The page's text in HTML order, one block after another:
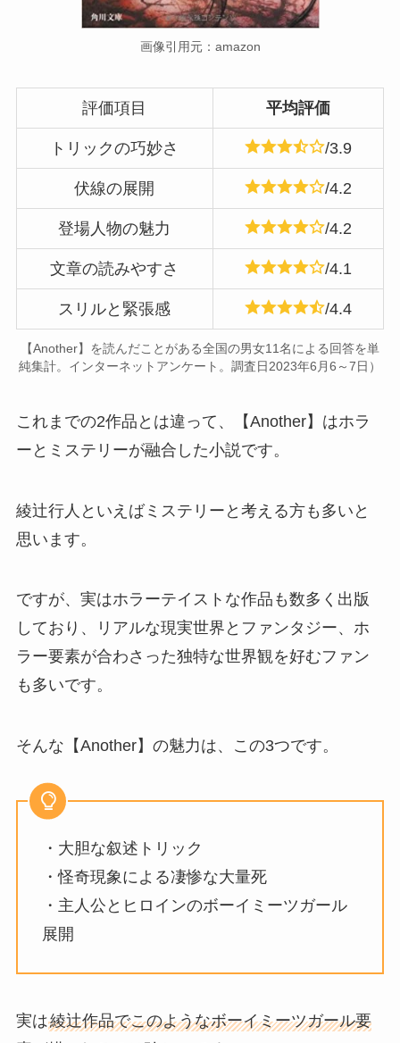
画像引用元：amazon
評価項目 平均評価
トリックの巧妙さ /3.9
伏線の展開 /4.2
登場人物の魅力 /4.2
文章の読みやすさ /4.1
スリルと緊張感 /4.4
【Another】を読んだことがある全国の男女11名による回答を単
純集計。インターネットアンケート。調査日2023年6月6～7日）
これまでの2作品とは違って、【Another】はホラ
ーとミステリーが融合した小説です。
綾辻行人といえばミステリーと考える方も多いと
思います。
ですが、実はホラーテイストな作品も数多く出版
しており、リアルな現実世界とファンタジー、ホ
ラー要素が合わさった独特な世界観を好むファン
も多いです。
そんな【Another】の魅力は、この3つです。
・大胆な叙述トリック
・怪奇現象による凄惨な大量死
・主人公とヒロインのボーイミーツガール
展開
実は綾辻作品でこのようなボーイミーツガール要